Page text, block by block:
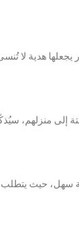
هدية لا تُنسى
منزلهم،
سهل، حيث